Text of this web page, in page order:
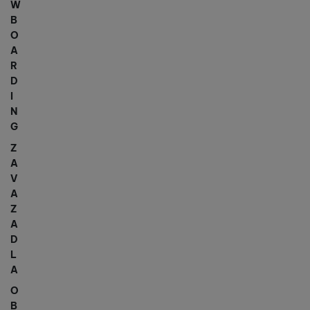
W
B
O
A
R
D
N
G
Z
A
V
A
Z
A
D
L
A
O
B